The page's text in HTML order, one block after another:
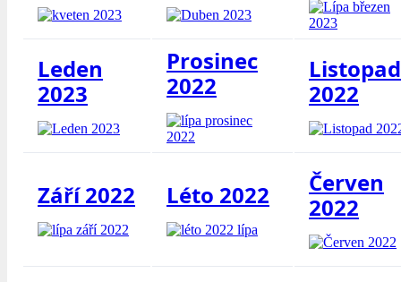
Leden
2023
Prosinec
2022
Listopad
2022
Září 2022 Léto 2022
Červen
2022